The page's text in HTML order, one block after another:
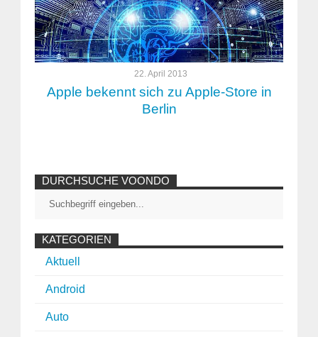
22. April 2013
Apple bekennt sich zu Apple-Store in
Berlin
DURCHSUCHE VOONDO
KATEGORIEN
Aktuell
Android
Auto